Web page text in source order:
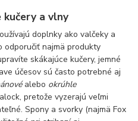
a vlny
doplnky ako valčeky a
odporučiť najmä produkty
skákajúce kučery, jemné
účesov sú často potrebné aj
alebo okrúhle
pretože vyzerajú veľmi
Spony a svorky (najmä Fox